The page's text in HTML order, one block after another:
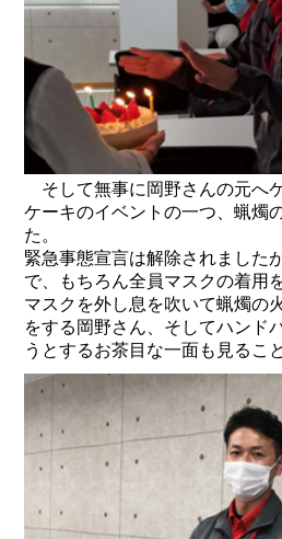
そして無事に岡野さんの元へ
ケーキのイベントの一つ、蝋燭
た。
緊急事態宣言は解除されました
で、もちろん全員マスクの着用
マスクを外し息を吹いて蝋燭の
をする岡野さん、そしてハンド
うとするお茶目な一面も見るこ